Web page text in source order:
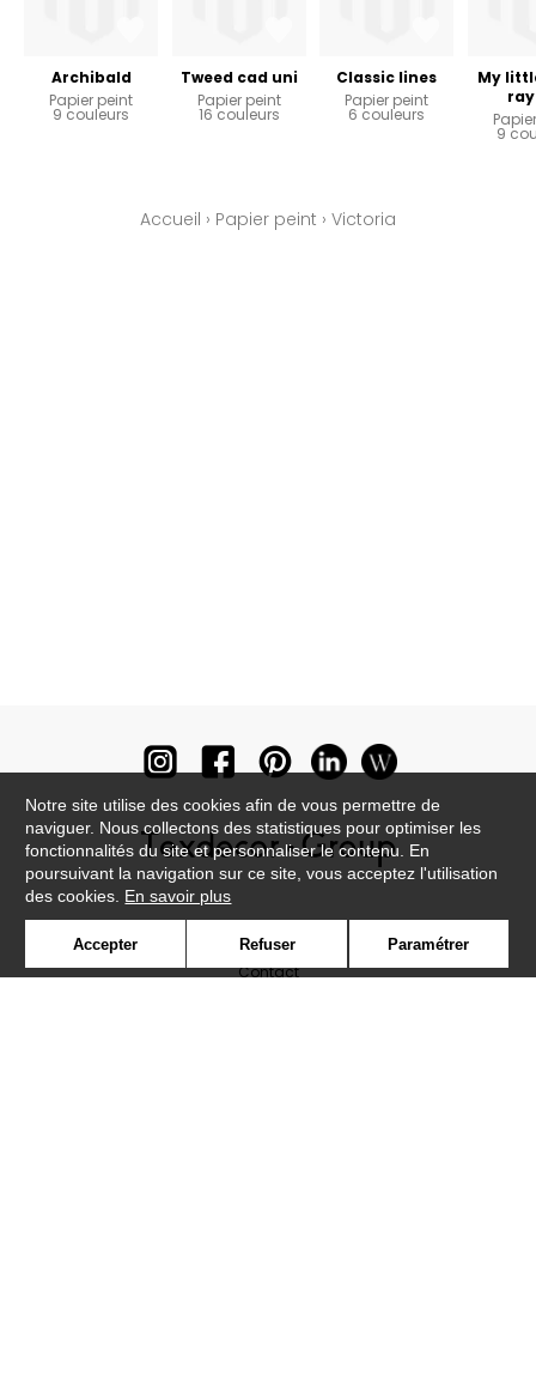
Archibald
Papier peint
9 couleurs
Tweed cad uni
Papier peint
16 couleurs
Classic lines
Papier peint
6 couleurs
My
9
Accueil › Papier peint › Victoria
Contact
Notre site utilise des cookies afin de vous permettre de
naviguer. Nous collectons des statistiques pour optimiser les
fonctionnalités du site et personnaliser le contenu. En
poursuivant la navigation sur ce site, vous acceptez l'utilisation
des cookies. En savoir plus
Accepter Refuser Paramétrer